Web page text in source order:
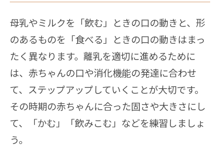
母乳やミルクを「飲む」ときの口の動きと、形
のあるものを「食べる」ときの口の動きはまっ
たく異なります。離乳を適切に進めるために
は、赤ちゃんの口や消化機能の発達に合わせ
て、ステップアップしていくことが大切です。
その時期の赤ちゃんに合った固さや大きさにし
て、「かむ」「飲みこむ」などを練習しましょ
う。